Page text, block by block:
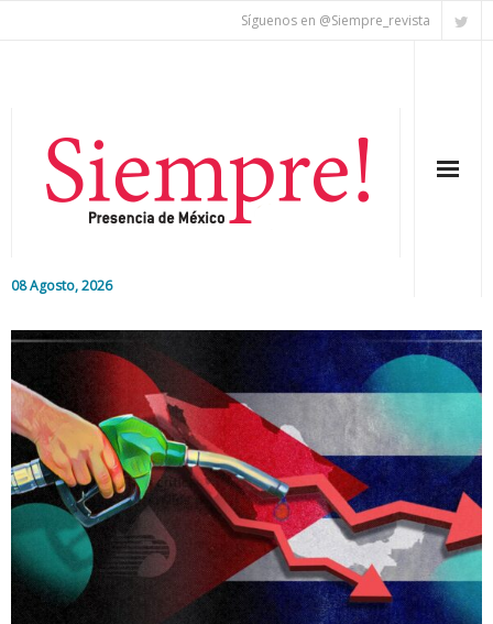
Síguenos en @Siempre_revista
08 Agosto, 2026
Editorial
Nacional
Colaboradores
Internacional
Cultura